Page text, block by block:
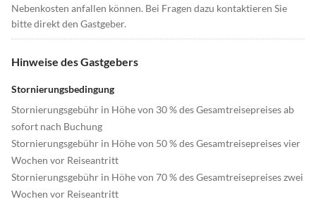
Nebenkosten anfallen können. Bei Fragen dazu kontaktieren Sie
bitte direkt den Gastgeber.
Hinweise des Gastgebers
Stornierungsbedingung
Stornierungsgebühr in Höhe von 30 % des Gesamtreisepreises ab
sofort nach Buchung
Stornierungsgebühr in Höhe von 50 % des Gesamtreisepreises vier
Wochen vor Reiseantritt
Stornierungsgebühr in Höhe von 70 % des Gesamtreisepreises zwei
Wochen vor Reiseantritt